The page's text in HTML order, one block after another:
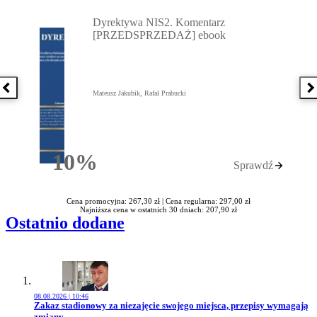
Poprzednia książka
10%Rabatu
Dyrektywa NIS2. Komentarz
[PRZEDSPRZEDAŻ] ebook
Mateusz Jakubik, Rafał Prabucki
Sprawdź
Cena promocyjna: 267,30 zł | Cena regularna: 297,00 zł
Najniższa cena w ostatnich 30 dniach: 207,90 zł
Ostatnio dodane
08.08.2026 | 10:46
Przejdź do artykułu:
Zakaz stadionowy za niezajęcie swojego miejsca, przepisy wymagają